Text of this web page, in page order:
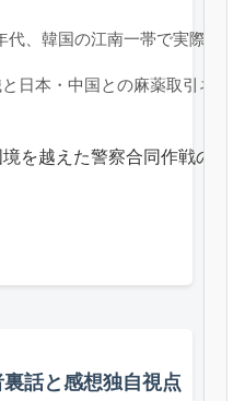
、韓国の江南一帯で実際に
日本・中国との麻薬取引ネッ
越えた警察合同作戦の難し
話と感想独自視点